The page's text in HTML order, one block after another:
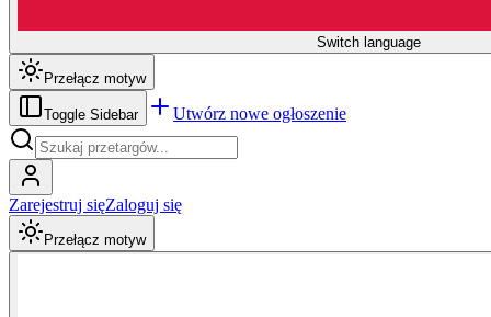
Switch language
Przełącz motyw
Toggle Sidebar Utwórz nowe ogłoszenie
Zarejestruj sięZaloguj się
Przełącz motyw